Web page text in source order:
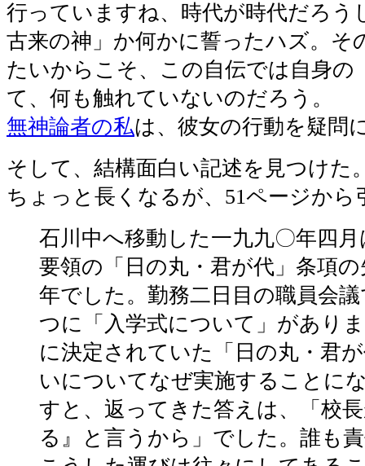
行っていますね、時代が時代だろう
古来の神」か何かに誓ったハズ。そ
たいからこそ、この自伝では自身の
て、何も触れていないのだろう。
無神論者の私は、彼女の行動を疑問
そして、結構面白い記述を見つけた
ちょっと長くなるが、51ページから
石川中へ移動した一九九〇年四
要領の「日の丸・君が代」条項
年でした。勤務二日目の職員会
つに「入学式について」があり
に決定されていた「日の丸・君
いについてなぜ実施することに
すと、返ってきた答えは、「校
る』と言うから」でした。誰も